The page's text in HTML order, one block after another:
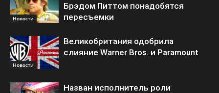
Новости
Брэдом Питтом понадобятся
пересъемки
Новости
Великобритания одобрила
слияние Warner Bros. и Paramount
Назван исполнитель роли